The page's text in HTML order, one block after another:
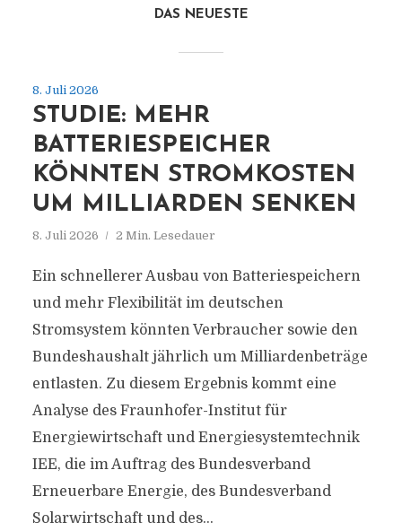
DAS NEUESTE
8. Juli 2026
STUDIE: MEHR
BATTERIESPEICHER
KÖNNTEN STROMKOSTEN
UM MILLIARDEN SENKEN
8. Juli 2026 2 Min. Lesedauer
Ein schnellerer Ausbau von Batteriespeichern
und mehr Flexibilität im deutschen
Stromsystem könnten Verbraucher sowie den
Bundeshaushalt jährlich um Milliardenbeträge
entlasten. Zu diesem Ergebnis kommt eine
Analyse des Fraunhofer-Institut für
Energiewirtschaft und Energiesystemtechnik
IEE, die im Auftrag des Bundesverband
Erneuerbare Energie, des Bundesverband
Solarwirtschaft und des...